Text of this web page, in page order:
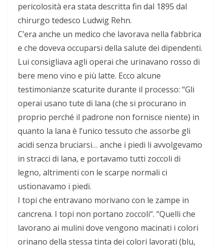
pericolosità era stata descritta fin dal 1895 dal
chirurgo tedesco Ludwig Rehn.
C’era anche un medico che lavorava nella fabbrica
e che doveva occuparsi della salute dei dipendenti.
Lui consigliava agli operai che urinavano rosso di
bere meno vino e più latte. Ecco alcune
testimonianze scaturite durante il processo: “Gli
operai usano tute di lana (che si procurano in
proprio perché il padrone non fornisce niente) in
quanto la lana è l’unico tessuto che assorbe gli
acidi senza bruciarsi… anche i piedi li avvolgevamo
in stracci di lana, e portavamo tutti zoccoli di
legno, altrimenti con le scarpe normali ci
ustionavamo i piedi.
I topi che entravano morivano con le zampe in
cancrena. I topi non portano zoccoli“. “Quelli che
lavorano ai mulini dove vengono macinati i colori
orinano della stessa tinta dei colori lavorati (blu,